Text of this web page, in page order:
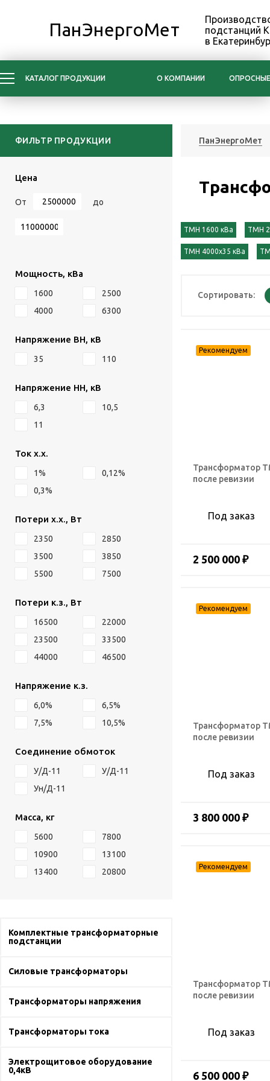
ПанЭнергоМет
подстанций
в
КАТАЛОГ ПРОДУКЦИИ О КОМПАНИИ
ФИЛЬТР ПРОДУКЦИИ
Цена
От до
Мощность, кВа
1600
2500
4000
6300
Напряжение ВН, кВ
35 110
Напряжение НН, кВ
6,3
10,5
11
Ток х.х.
1%
0,12%
0,3%
Потери х.х., Вт
2350
2850
3500
3850
5500
7500
Потери к.з., Вт
16500
22000
23500
33500
44000
46500
Напряжение к.з.
6,0%
6,5%
7,5%
10,5%
Соединение обмоток
У/Д-11
У/Д-11
Ун/Д-11
Масса, кг
5600
7800
10900
13100
13400
20800
Комплектные трансформаторные
подстанции
Силовые трансформаторы
Трансформаторы напряжения
Трансформаторы тока
Электрощитовое оборудование
0,4кВ
ПанЭнергоМет
ТМН 1600 кВа ТМН
ТМН 4000x35 кВа
Сортировать:
Трансформатор
после ревизии
Под заказ
2 500 000 ₽
Трансформатор
после ревизии
Под заказ
3 800 000 ₽
Трансформатор
после ревизии
Под заказ
6 500 000 ₽